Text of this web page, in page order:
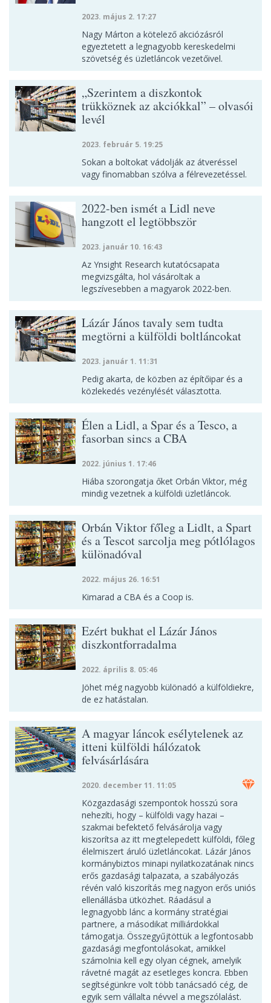
2023. május 2. 17:27
Nagy Márton a kötelező akciózásról
egyeztetett a legnagyobb kereskedelmi
szövetség és üzletláncok vezetőivel.
„Szerintem a diszkontok
trükköznek az akciókkal” – olvasói
levél
2023. február 5. 19:25
Sokan a boltokat vádolják az átveréssel
vagy finomabban szólva a félrevezetéssel.
2022-ben ismét a Lidl neve
hangzott el legtöbbször
2023. január 10. 16:43
Az Ynsight Research kutatócsapata
megvizsgálta, hol vásároltak a
legszívesebben a magyarok 2022-ben.
Lázár János tavaly sem tudta
megtörni a külföldi boltláncokat
2023. január 1. 11:31
Pedig akarta, de közben az építőipar és a
közlekedés vezénylését választotta.
Élen a Lidl, a Spar és a Tesco, a
fasorban sincs a CBA
2022. június 1. 17:46
Hiába szorongatja őket Orbán Viktor, még
mindig vezetnek a külföldi üzletláncok.
Orbán Viktor főleg a Lidlt, a Spart
és a Tescot sarcolja meg pótlólagos
különadóval
2022. május 26. 16:51
Kimarad a CBA és a Coop is.
Ezért bukhat el Lázár János
diszkontforradalma
2022. április 8. 05:46
Jöhet még nagyobb különadó a külföldiekre,
de ez hatástalan.
A magyar láncok esélytelenek az
itteni külföldi hálózatok
felvásárlására
2020. december 11. 11:05
Közgazdasági szempontok hosszú sora
nehezíti, hogy – külföldi vagy hazai –
szakmai befektető felvásárolja vagy
kiszorítsa az itt megtelepedett külföldi, főleg
élelmiszert áruló üzletláncokat. Lázár János
kormánybiztos minapi nyilatkozatának nincs
erős gazdasági talpazata, a szabályozás
révén való kiszorítás meg nagyon erős uniós
ellenállásba ütközhet. Ráadásul a
legnagyobb lánc a kormány stratégiai
partnere, a másodikat milliárdokkal
támogatja. Összegyűjtöttük a legfontosabb
gazdasági megfontolásokat, amikkel
számolnia kell egy olyan cégnek, amelyik
rávetné magát az esetleges koncra. Ebben
segítségünkre volt több tanácsadó cég, de
egyik sem vállalta névvel a megszólalást.